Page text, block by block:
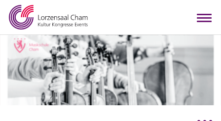
Mieten
Besuchen
Infos
Teamwork